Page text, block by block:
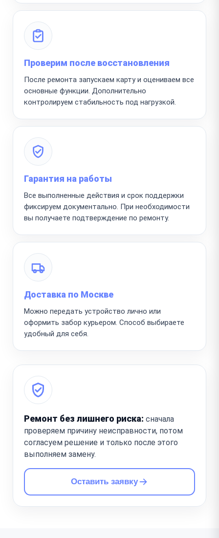
Проверим после восстановления
После ремонта запускаем карту и оцениваем все
основные функции. Дополнительно
контролируем стабильность под нагрузкой.
Гарантия на работы
Все выполненные действия и срок поддержки
фиксируем документально. При необходимости
вы получаете подтверждение по ремонту.
Доставка по Москве
Можно передать устройство лично или
оформить забор курьером. Способ выбираете
удобный для себя.
Ремонт без лишнего риска: сначала
проверяем причину неисправности, потом
согласуем решение и только после этого
выполняем замену.
Оставить заявку